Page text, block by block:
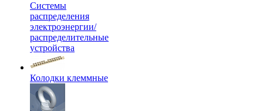
Системы
распределения
электроэнергии/
распределительные
устройства
Колодки клеммные